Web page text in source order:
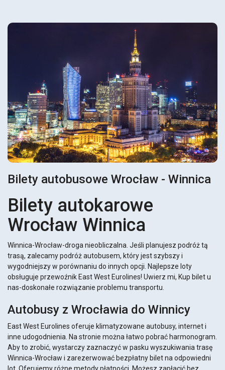
Bilety autobusowe Wrocław - Winnica
Bilety autokarowe
Wrocław Winnica
Winnica-Wrocław-droga nieobliczalna. Jeśli planujesz podróż tą
trasą, zalecamy podróż autobusem, który jest szybszy i
wygodniejszy w porównaniu do innych opcji. Najlepsze loty
obsługuje przewoźnik East West Eurolines! Uwierz mi, Kup bilet u
nas-doskonałe rozwiązanie problemu transportu.
Autobusy z Wrocławia do Winnicy
East West Eurolines oferuje klimatyzowane autobusy, internet i
inne udogodnienia. Na stronie można łatwo pobrać harmonogram.
Aby to zrobić, wystarczy zaznaczyć w pasku wyszukiwania trasę
Winnica-Wrocław i zarezerwować bezpłatny bilet na odpowiedni